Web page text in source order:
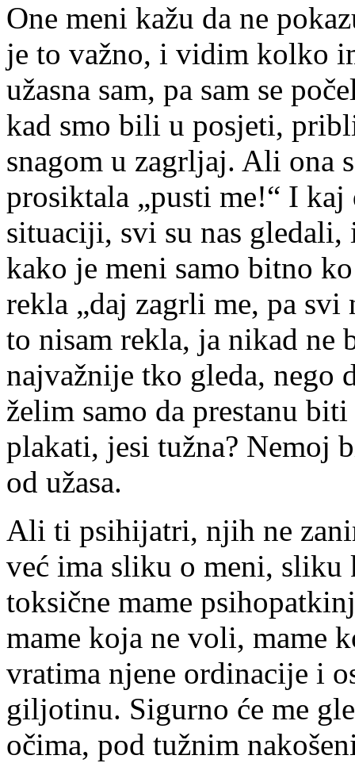
One meni kažu da ne
je to važno, i vidim kolko
užasna sam, pa sam se
kad smo bili u posjeti,
snagom u zagrljaj. Ali ona
prosiktala „pusti me!“ I
situaciji, svi su nas
kako je meni samo bitno
rekla „daj zagrli me, pa svi
to nisam rekla, ja nikad
najvažnije tko gleda, nego
želim samo da prestanu
plakati, jesi tužna? Nemoj
od užasa.
Ali ti psihijatri, njih ne
već ima sliku o meni,
toksične mame
mame koja ne voli, mame
vratima njene ordinacije i
giljotinu. Sigurno će me
očima, pod tužnim